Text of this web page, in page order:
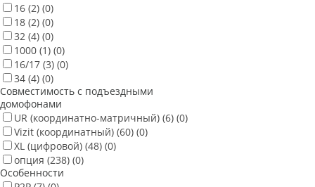
16 (2) (0)
18 (2) (0)
32 (4) (0)
1000 (1) (0)
16/17 (3) (0)
34 (4) (0)
Совместимость с подъездными
домофонами
UR (координатно-матричный) (6) (0)
Vizit (координатный) (60) (0)
XL (цифровой) (48) (0)
опция (238) (0)
Особенности